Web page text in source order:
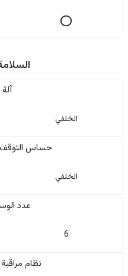
الخلفي
حساس التوقف
الخلفي
عدد
6
نظام